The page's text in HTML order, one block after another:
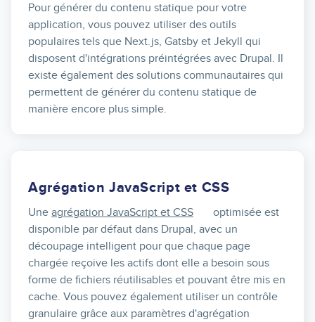
Pour générer du contenu statique pour votre
application, vous pouvez utiliser des outils
populaires tels que Next.js, Gatsby et Jekyll qui
disposent d'intégrations préintégrées avec Drupal. Il
existe également des solutions communautaires qui
permettent de générer du contenu statique de
manière encore plus simple.
Agrégation JavaScript et CSS
Une agrégation JavaScript et CSS
optimisée est
disponible par défaut dans Drupal, avec un
découpage intelligent pour que chaque page
chargée reçoive les actifs dont elle a besoin sous
forme de fichiers réutilisables et pouvant être mis en
cache. Vous pouvez également utiliser un contrôle
granulaire grâce aux paramètres d'agrégation